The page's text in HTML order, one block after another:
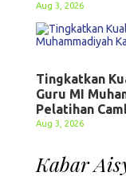
Aug 3, 2026
Tingkatkan
Guru MI
Pelatihan
Aug 3, 2026
Kabar